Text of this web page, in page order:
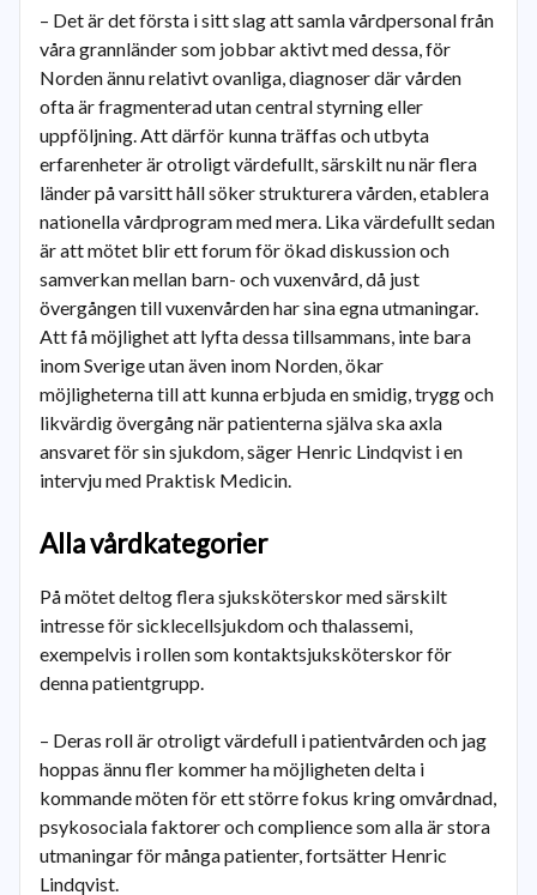
– Det är det första i sitt slag att samla vårdpersonal från
våra grannländer som jobbar aktivt med dessa, för
Norden ännu relativt ovanliga, diagnoser där vården
ofta är fragmenterad utan central styrning eller
uppföljning. Att därför kunna träffas och utbyta
erfarenheter är otroligt värdefullt, särskilt nu när flera
länder på varsitt håll söker strukturera vården, etablera
nationella vårdprogram med mera. Lika värdefullt sedan
är att mötet blir ett forum för ökad diskussion och
samverkan mellan barn- och vuxenvård, då just
övergången till vuxenvården har sina egna utmaningar.
Att få möjlighet att lyfta dessa tillsammans, inte bara
inom Sverige utan även inom Norden, ökar
möjligheterna till att kunna erbjuda en smidig, trygg och
likvärdig övergång när patienterna själva ska axla
ansvaret för sin sjukdom, säger Henric Lindqvist i en
intervju med Praktisk Medicin.
Alla vårdkategorier
På mötet deltog flera sjuksköterskor med särskilt
intresse för sicklecellsjukdom och thalassemi,
exempelvis i rollen som kontaktsjuksköterskor för
denna patientgrupp.
– Deras roll är otroligt värdefull i patientvården och jag
hoppas ännu fler kommer ha möjligheten delta i
kommande möten för ett större fokus kring omvårdnad,
psykosociala faktorer och complience som alla är stora
utmaningar för många patienter, fortsätter Henric
Lindqvist.